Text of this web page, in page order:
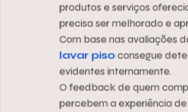
produtos e serviços
precisa ser melhorado e
Com base nas avaliações
lavar piso consegue
evidentes internamente.
O feedback de quem
percebem a experiência